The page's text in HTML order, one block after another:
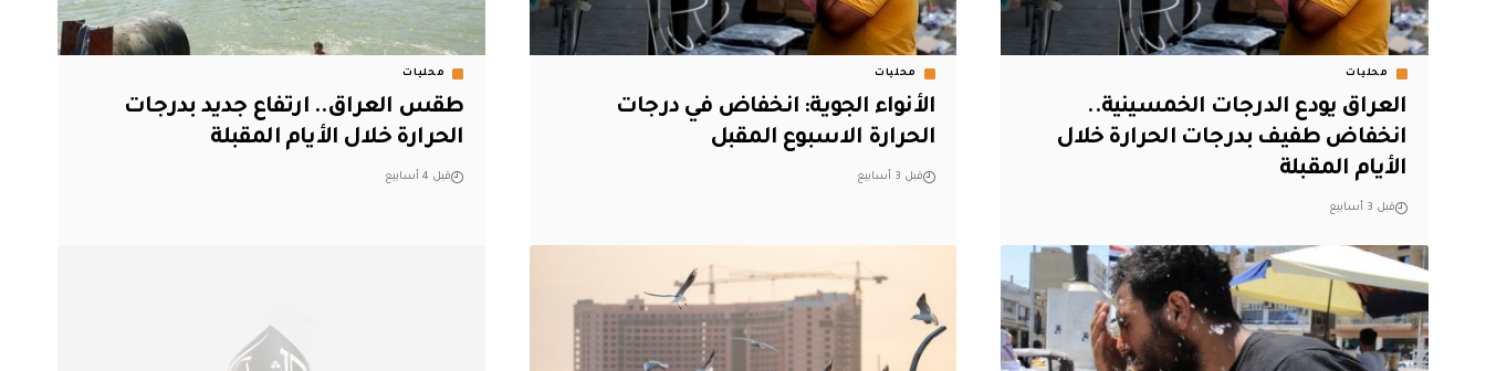
محليات
العراق يودع الدرجات الخمسينية..
انخفاض طفيف بدرجات الحرارة خلال
الأيام المقبلة
قبل 3 أسابيع
محليات
الأنواء الجوية: انخفاض في درجات
الحرارة الاسبوع المقبل
قبل 3 أسابيع
محليات
طقس العراق.. ارتفاع جديد بدرجات
الحرارة خلال الأيام المقبلة
قبل 4 أسابيع